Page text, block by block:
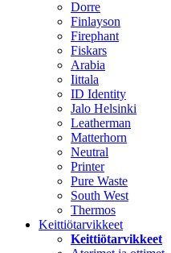
Dorre
Finlayson
Firephant
Fiskars
Arabia
Iittala
ID Identity
Jalo Helsinki
Leatherman
Matterhorn
Neutral
Printer
Pure Waste
South West
Thermos
Keittiötarvikkeet
Keittiötarvikkeet